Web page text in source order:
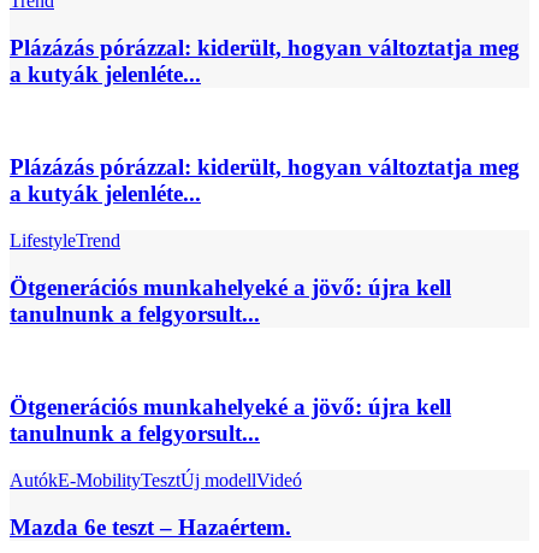
Plázázás pórázzal: kiderült, hogyan változtatja meg
a kutyák jelenléte...
Plázázás pórázzal: kiderült, hogyan változtatja meg
a kutyák jelenléte...
LifestyleTrend
Ötgenerációs munkahelyeké a jövő: újra kell
tanulnunk a felgyorsult...
Ötgenerációs munkahelyeké a jövő: újra kell
tanulnunk a felgyorsult...
AutókE-MobilityTesztÚj modellVideó
Mazda 6e teszt – Hazaértem.